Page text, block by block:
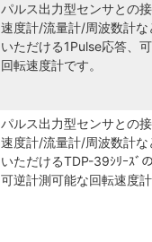
パルス出力型センサとの
速度計/流量計/周波数計
いただける1Pulse応答、
回転速度計です。
パルス出力型センサとの
速度計/流量計/周波数計
いただけるTDP-39ｼﾘｰｽﾞ
可逆計測可能な回転速度